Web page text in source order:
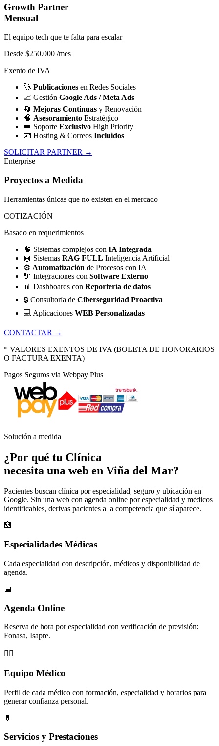
Growth Partner
Mensual
El equipo tech que te falta para escalar
Desde $250.000 /mes
Exento de IVA
🚀 Publicaciones en Redes Sociales
📈 Gestión Google Ads / Meta Ads
🔄 Mejoras Continuas y Renovación
🧠 Asesoramiento Estratégico
👑 Soporte Exclusivo High Priority
📧 Hosting & Correos Incluidos
SOLICITAR PARTNER →
Enterprise
Proyectos a Medida
Herramientas únicas que no existen en el mercado
COTIZACIÓN
Basado en requerimientos
🧠 Sistemas complejos con IA Integrada
🤖 Sistemas RAG FULL Inteligencia Artificial
⚙️ Automatización de Procesos con IA
🔌 Integraciones con Software Externo
📊 Dashboards con Reportería de datos
🔒 Consultoría de Ciberseguridad Proactiva
💻 Aplicaciones WEB Personalizadas
CONTACTAR →
* VALORES EXENTOS DE IVA (BOLETA DE HONORARIOS
O FACTURA EXENTA)
Pagos Seguros vía Webpay Plus
Solución a medida
¿Por qué tu Clínica
necesita una web en Viña del Mar?
Pacientes buscan clínica por especialidad, seguro y ubicación en
Google. Sin una web con agenda online por especialidad y médicos
identificables, derivas pacientes a la competencia que sí aparece.
🏥
Especialidades Médicas
Cada especialidad con descripción, médicos y disponibilidad de
agenda.
📅
Agenda Online
Reserva de hora por especialidad con verificación de previsión:
Fonasa, Isapre.
👨‍⚕️
Equipo Médico
Perfil de cada médico con formación, especialidad y horarios para
generar confianza personal.
💊
Servicios y Prestaciones